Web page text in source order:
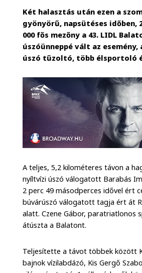
Két halasztás után ezen a
gyönyörű, napsütéses
000 fős mezőny a 43. LIDL
úszóünneppé vált az
úszó tűzoltó, több élsportoló
A teljes, 5,2 kilométeres távon a
nyíltvízi úszó válogatott Barabás
2 perc 49 másodperces idővel ért
búvárúszó válogatott tagja ért át
alatt. Czene Gábor, paratriatlonos
átúszta a Balatont.
Teljesítette a távot többek között
bajnok vízilabdázó, Kis Gergő